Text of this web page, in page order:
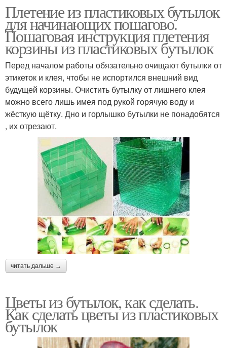
Плетение из пластиковых бутылок
для начинающих пошагово.
Пошаговая инструкция плетения
корзины из пластиковых бутылок
Перед началом работы обязательно очищают бутылки от
этикеток и клея, чтобы не испортился внешний вид
будущей корзины. Очистить бутылку от лишнего клея
можно всего лишь имея под рукой горячую воду и
жёсткую щётку. Дно и горлышко бутылки не понадобятся
, их отрезают.
читать дальше →
Цветы из бутылок, как сделать.
Как сделать цветы из пластиковых
бутылок